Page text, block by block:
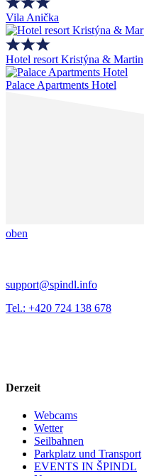
Vila Anička
Hotel resort Kristýna & Martin
Palace Apartments Hotel
oben
support@spindl.info
Tel.: +420 724 138 678
Derzeit
Webcams
Wetter
Seilbahnen
Parkplatz und Transport
EVENTS IN ŠPINDL